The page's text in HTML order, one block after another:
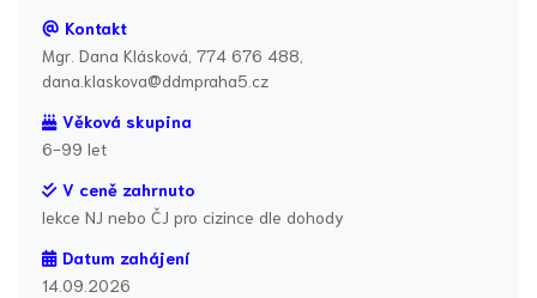
Kontakt
Mgr. Dana Klásková, 774 676 488,
dana.klaskova@ddmpraha5.cz
Věková skupina
6-99 let
V ceně zahrnuto
lekce NJ nebo ČJ pro cizince dle dohody
Datum zahájení
14.09.2026